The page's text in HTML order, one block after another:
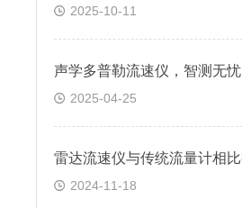
2025-10-11
声学多普勒流速仪，智测无忧
2025-04-25
2024-11-18